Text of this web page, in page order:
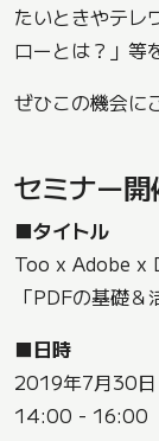
たいときやテレ
ローとは？」等
ぜひこの機会に
セミナー開
■タイトル
Too x Adobe x
「PDFの基礎＆
■日時
2019年7月30日
14:00 - 16:00